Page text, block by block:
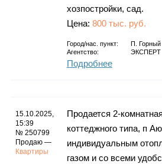
хозпостройки, сад.
Цена: 800 тыс. руб.
Город/нас. пункт:
П. Горный
Агентство:
ЭКСПЕРТ
Подробнее
15.10.2025,
15:39
№ 250799
Продаю —
Квартиры
Продается 2-
коттеджного типа, п
индивидуальным
газом и со всеми